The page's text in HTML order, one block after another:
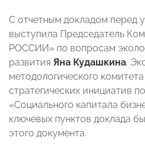
С отчетным докладом перед
выступила Председатель
РОССИИ» по вопросам
развития Яна Кудашкина.
методологического
стратегических инициатив
«Социального капитала
ключевых пунктов доклада
этого документа.